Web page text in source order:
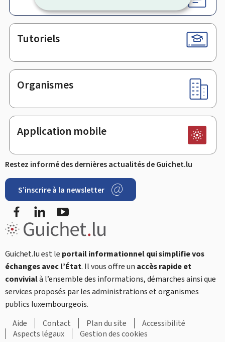
Tutoriels
Organismes
Application mobile
Restez informé des dernières actualités de Guichet.lu
S’inscrire à la newsletter
FacebookLinkedIn
Guichet.lu est le portail informationnel qui simplifie vos
échanges avec l’État. Il vous offre un accès rapide et
convivialà l’ensemble des informations, démarches ainsi que
services proposés par les administrations et organismes
publics luxembourgeois.
Aide
Contact Plan du site
Accessibilité
Aspects légaux
Gestion des cookies